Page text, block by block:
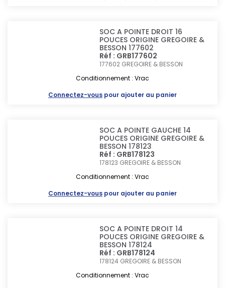
SOC A POINTE DROIT 16
POUCES ORIGINE GREGOIRE &
BESSON 177602
Réf : GRB177602
177602 GREGOIRE & BESSON
Conditionnement : Vrac
Connectez-vous pour ajouter au panier
SOC A POINTE GAUCHE 14
POUCES ORIGINE GREGOIRE &
BESSON 178123
Réf : GRB178123
178123 GREGOIRE & BESSON
Conditionnement : Vrac
Connectez-vous pour ajouter au panier
SOC A POINTE DROIT 14
POUCES ORIGINE GREGOIRE &
BESSON 178124
Réf : GRB178124
178124 GREGOIRE & BESSON
Conditionnement : Vrac